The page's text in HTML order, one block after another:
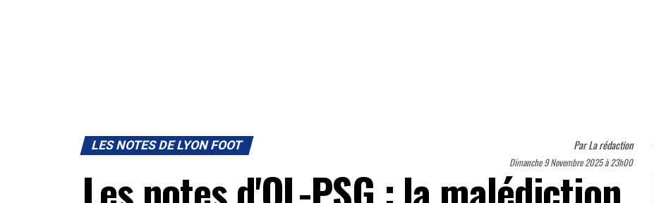
LES NOTES DE LYON FOOT ParLa rédaction
Dimanche 9 Novembre 2025 à 23h00